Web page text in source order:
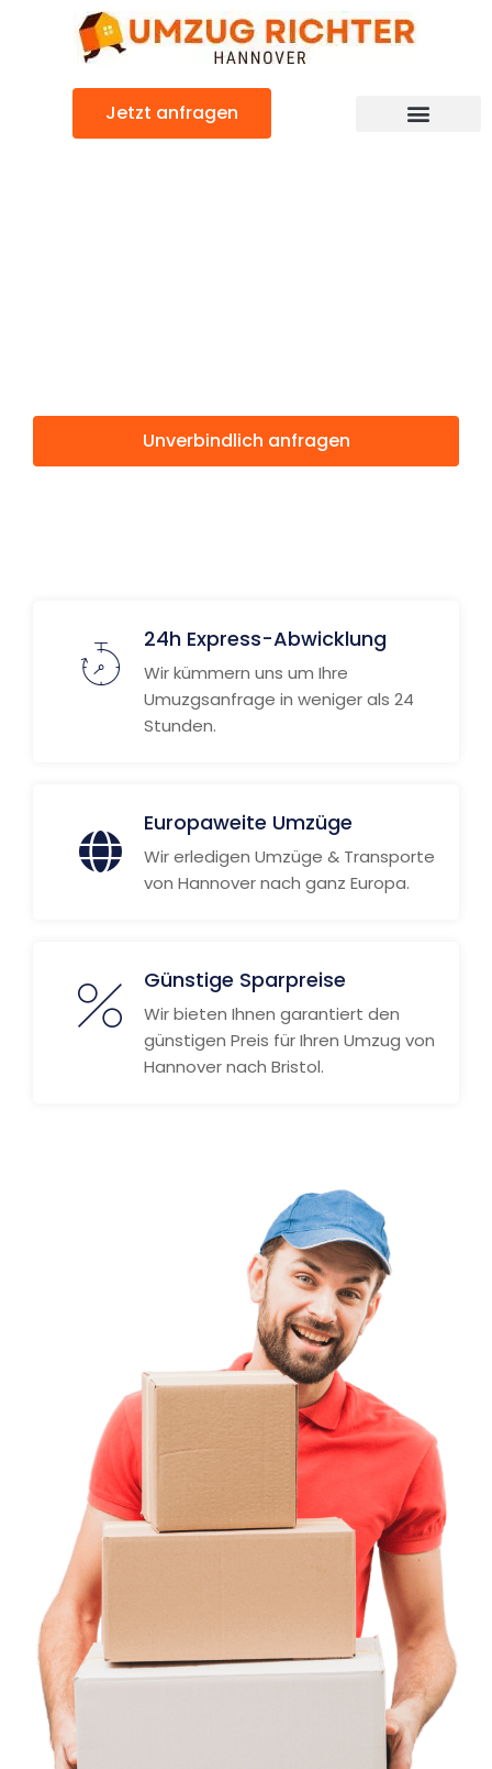
Jetzt anfragen
Unverbindlich anfragen
24h Express-Abwicklung
Wir kümmern uns um Ihre
Umuzgsanfrage in weniger als 24
Stunden.
Europaweite Umzüge
Wir erledigen Umzüge & Transporte
von Hannover nach ganz Europa.
Günstige Sparpreise
Wir bieten Ihnen garantiert den
günstigen Preis für Ihren Umzug von
Hannover nach Bristol.